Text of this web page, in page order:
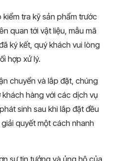
tra kỹ sản phẩm trước
quan tới vật liệu, mẫu mã
ký kết, quý khách vui lòng
hợp xử lý.
chuyển và lắp đặt, chúng
hàng với các dịch vụ
sinh sau khi lắp đặt đều
quyết một cách nhanh
sự tin tưởng và ủng hộ của